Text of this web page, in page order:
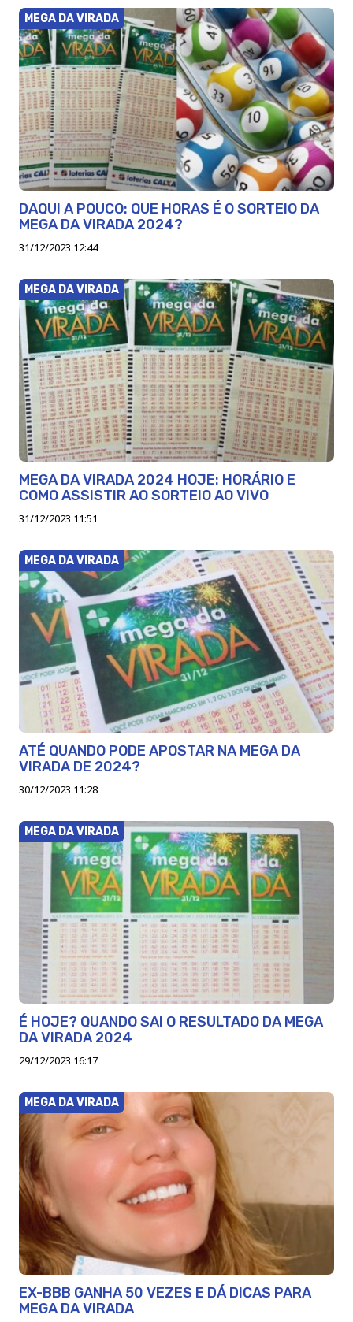
MEGA DA VIRADA
DAQUI A POUCO: QUE HORAS É O SORTEIO DA
MEGA DA VIRADA 2024?
31/12/2023 12:44
MEGA DA VIRADA
MEGA DA VIRADA 2024 HOJE: HORÁRIO E
COMO ASSISTIR AO SORTEIO AO VIVO
31/12/2023 11:51
MEGA DA VIRADA
ATÉ QUANDO PODE APOSTAR NA MEGA DA
VIRADA DE 2024?
30/12/2023 11:28
MEGA DA VIRADA
É HOJE? QUANDO SAI O RESULTADO DA MEGA
DA VIRADA 2024
29/12/2023 16:17
MEGA DA VIRADA
EX-BBB GANHA 50 VEZES E DÁ DICAS PARA
MEGA DA VIRADA